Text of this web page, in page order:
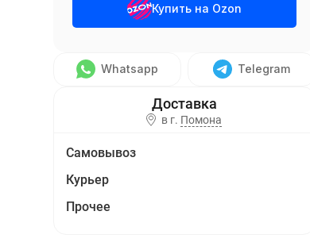
Купить на Ozon
Whatsapp Telegram
в г. Помона
Самовывоз
Курьер
Прочее